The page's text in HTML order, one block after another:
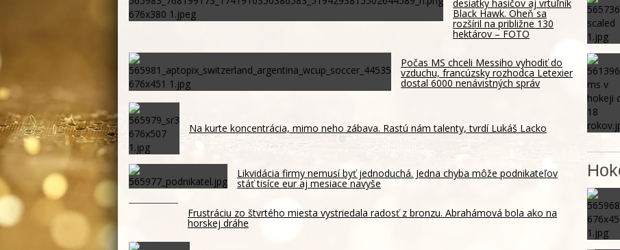
desiatky hasičov aj vrtuľník
Black Hawk. Oheň sa
rozšíril na približne 130
hektárov – FOTO
Počas MS chceli Messiho vyhodiť do
vzduchu, francúzsky rozhodca Letexier
dostal 6000 nenávistných správ
Na kurte koncentrácia, mimo neho zábava. Rastú nám talenty, tvrdí Lukáš Lacko
Likvidácia firmy nemusí byť jednoduchá. Jedna chyba môže podnikateľov
stáť tisíce eur aj mesiace navyše
Frustráciu zo štvrtého miesta vystriedala radosť z bronzu. Abrahámová bola ako na
horskej dráhe